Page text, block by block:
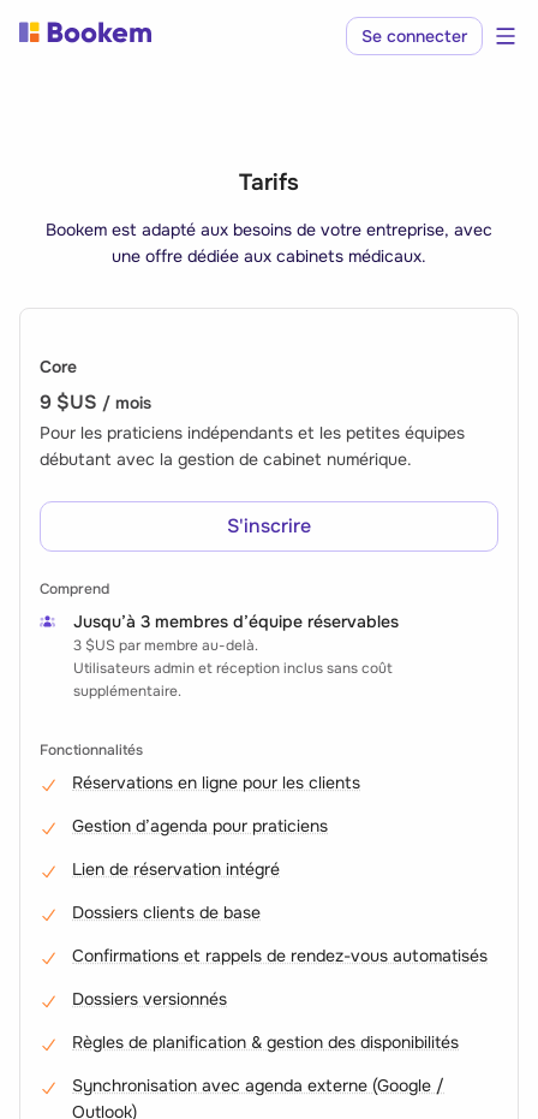
Se connecter
Tarifs
Bookem est adapté aux besoins de votre entreprise, avec
une offre dédiée aux cabinets médicaux.
Core
9 $US / mois
Pour les praticiens indépendants et les petites équipes
débutant avec la gestion de cabinet numérique.
S'inscrire
Comprend
Jusqu’à 3 membres d’équipe réservables
3 $US par membre au-delà.
Utilisateurs admin et réception inclus sans coût
supplémentaire.
Fonctionnalités
Réservations en ligne pour les clients
Gestion d’agenda pour praticiens
Lien de réservation intégré
Dossiers clients de base
Confirmations et rappels de rendez-vous automatisés
Dossiers versionnés
Règles de planification & gestion des disponibilités
Synchronisation avec agenda externe (Google /
Outlook)